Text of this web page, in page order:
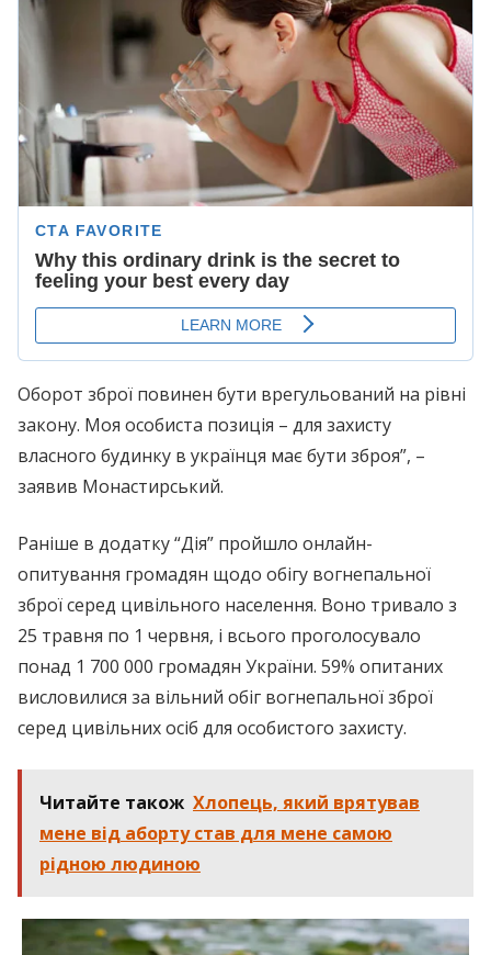
Оборот зброї повинен бути врегульований на рівні
закону. Моя особиста позиція – для захисту
власного будинку в українця має бути зброя”, –
заявив Монастирський.
Раніше в додатку “Дія” пройшло онлайн-
опитування громадян щодо обігу вогнепальної
зброї серед цивільного населення. Воно тривало з
25 травня по 1 червня, і всього проголосувало
понад 1 700 000 громадян України. 59% опитаних
висловилися за вільний обіг вогнепальної зброї
серед цивільних осіб для особистого захисту.
Читайте також Хлопець, який врятував
мене від аборту став для мене самою
рідною людиною